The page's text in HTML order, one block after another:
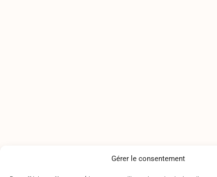
Gérer le consentement